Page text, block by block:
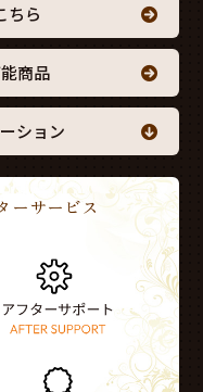
ちら
商品
ション
ーサービス